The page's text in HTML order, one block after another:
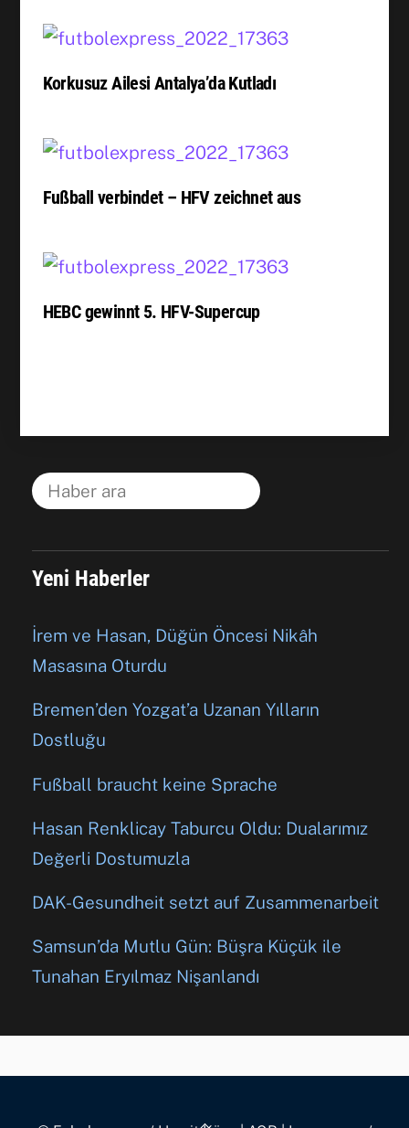
Korkusuz Ailesi Antalya’da Kutladı
Fußball verbindet – HFV zeichnet aus
HEBC gewinnt 5. HFV-Supercup
Yeni Haberler
İrem ve Hasan, Düğün Öncesi Nikâh
Masasına Oturdu
Bremen’den Yozgat’a Uzanan Yılların
Dostluğu
Fußball braucht keine Sprache
Hasan Renklicay Taburcu Oldu: Dualarımız
Değerli Dostumuzla
DAK-Gesundheit setzt auf Zusammenarbeit
Samsun’da Mutlu Gün: Büşra Küçük ile
Tunahan Eryılmaz Nişanlandı